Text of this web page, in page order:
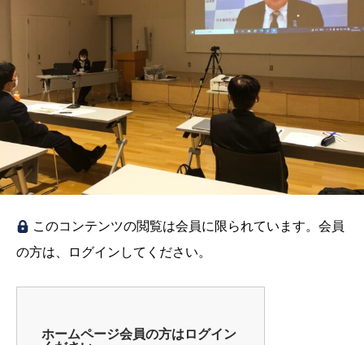
このコンテンツの閲覧は会員に限られています。会員
の方は、ログインしてください。
ホームページ会員の方はログイン